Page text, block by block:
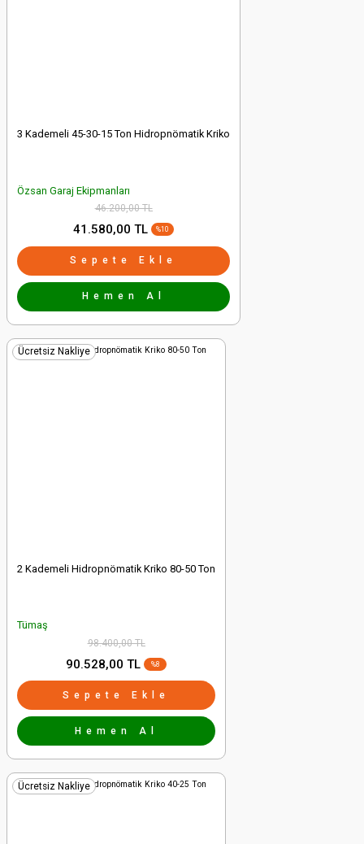
3 Kademeli 45-30-15 Ton Hidropnömatik Kriko
Özsan Garaj Ekipmanları
46.200,00 TL
41.580,00 TL %10
Sepete Ekle
Hemen Al
Ücretsiz Nakliye
2 Kademeli Hidropnömatik Kriko 80-50 Ton
Tümaş
98.400,00 TL
90.528,00 TL %8
Sepete Ekle
Hemen Al
Ücretsiz Nakliye